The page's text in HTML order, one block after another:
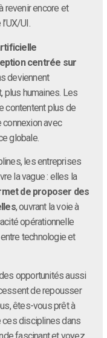
revenir encore et
UI.
centrée sur
deviennent
plus humaines. Les
contentent plus de
connexion avec
globale.
les entreprises
la vague : elles la
de proposer des
, ouvrant la voie à
opérationnelle
entre technologie et
opportunités aussi
de repousser
êtes-vous prêt à
ces disciplines dans